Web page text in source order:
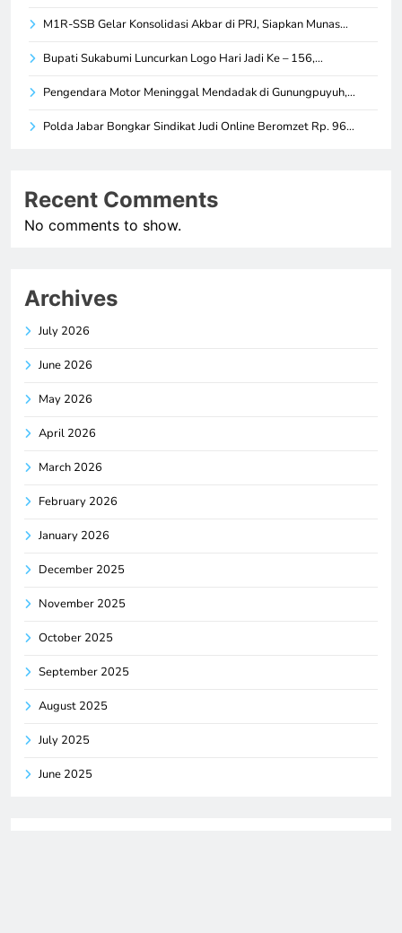
M1R-SSB Gelar Konsolidasi Akbar di PRJ, Siapkan Munas…
Bupati Sukabumi Luncurkan Logo Hari Jadi Ke – 156,…
Pengendara Motor Meninggal Mendadak di Gunungpuyuh,…
Polda Jabar Bongkar Sindikat Judi Online Beromzet Rp. 96…
Recent Comments
No comments to show.
Archives
July 2026
June 2026
May 2026
April 2026
March 2026
February 2026
January 2026
December 2025
November 2025
October 2025
September 2025
August 2025
July 2025
June 2025